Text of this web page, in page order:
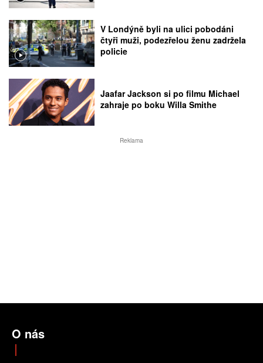
V Londýně byli na ulici pobodáni
čtyři muži, podezřelou ženu zadržela
policie
Jaafar Jackson si po filmu Michael
zahraje po boku Willa Smithe
Reklama
O nás